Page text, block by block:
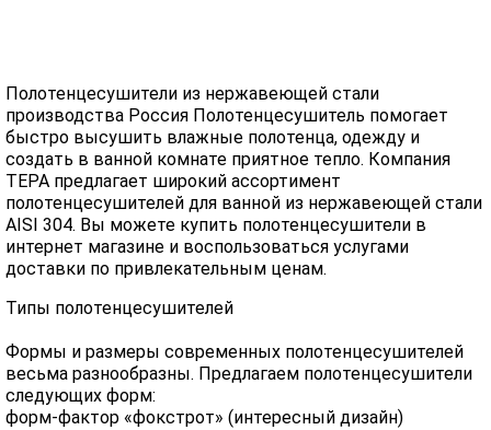
Полотенцесушители из нержавеющей стали
производства Россия Полотенцесушитель помогает
быстро высушить влажные полотенца, одежду и
создать в ванной комнате приятное тепло. Компания
ТЕРА предлагает широкий ассортимент
полотенцесушителей для ванной из нержавеющей стали
AISI 304. Вы можете купить полотенцесушители в
интернет магазине и воспользоваться услугами
доставки по привлекательным ценам.
Типы полотенцесушителей
Формы и размеры современных полотенцесушителей
весьма разнообразны. Предлагаем полотенцесушители
следующих форм:
форм-фактор «фокстрот» (интересный дизайн)